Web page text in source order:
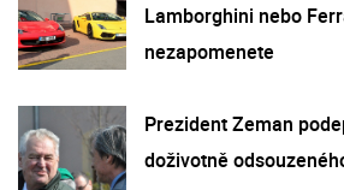
Lamborghini nebo
nezapomenete
Prezident Zeman
doživotně